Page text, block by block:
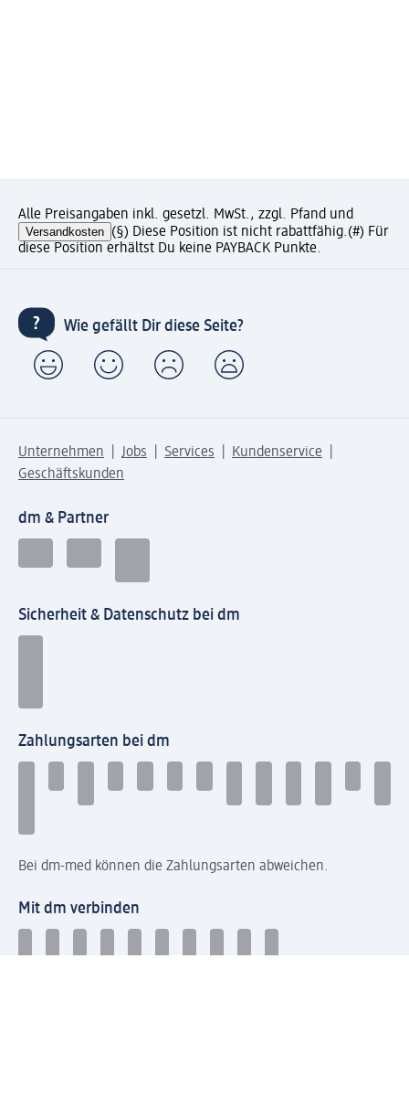
Alle Preisangaben inkl. gesetzl. MwSt., zzgl. Pfand und
Versandkosten (§) Diese Position ist nicht rabattfähig.(#) Für
diese Position erhältst Du keine PAYBACK Punkte.
Wie gefällt Dir diese Seite?
Unternehmen Jobs Services
Kundenservice
Geschäftskunden
dm & Partner
Sicherheit & Datenschutz bei dm
Zahlungsarten bei dm
Bei dm-med können die Zahlungsarten abweichen.
Mit dm verbinden